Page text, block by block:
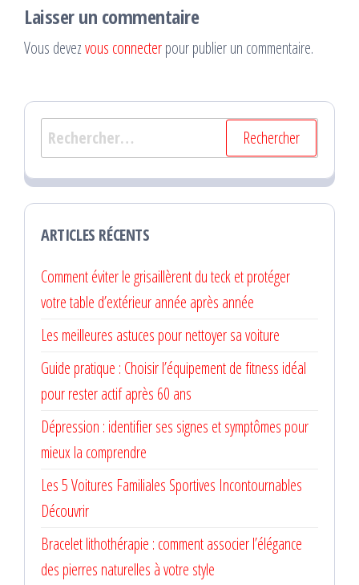
Laisser un commentaire
Vous devezvous connecterpour publier un commentaire.
Rechercher :
ARTICLES RÉCENTS
Comment éviter le grisaillèrent du teck et protéger
votre table d’extérieur année après année
Les meilleures astuces pour nettoyer sa voiture
Guide pratique : Choisir l’équipement de fitness idéal
pour rester actif après 60 ans
Dépression : identifier ses signes et symptômes pour
mieux la comprendre
Les 5 Voitures Familiales Sportives Incontournables
Découvrir
Bracelet lithothérapie : comment associer l’élégance
des pierres naturelles à votre style